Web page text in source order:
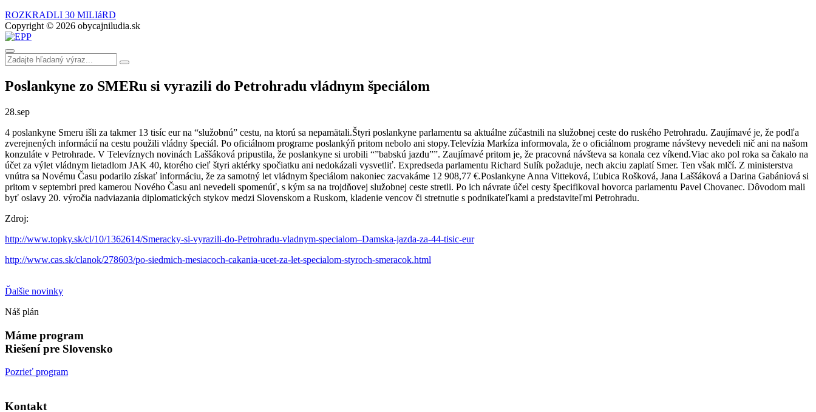
ROZKRADLI 30 MILIáRD
Copyright © 2026 obycajniludia.sk
Poslankyne zo SMERu si vyrazili do Petrohradu vládnym špeciálom
28.sep
4 poslankyne Smeru išli za takmer 13 tisíc eur na “služobnú” cestu, na ktorú sa nepamätali.Štyri poslankyne parlamentu sa aktuálne zúčastnili na služobnej ceste do ruského Petrohradu. Zaujímavé je, že podľa
zverejnených informácií na cestu použili vládny špeciál. Po oficiálnom programe poslankýň pritom nebolo ani stopy.Televízia Markíza informovala, že o oficiálnom programe návštevy nevedeli nič ani na našom
konzuláte v Petrohrade. V Televíznych novinách Laššáková pripustila, že poslankyne si urobili “”babskú jazdu””. Zaujímavé pritom je, že pracovná návšteva sa konala cez víkend.Viac ako pol roka sa čakalo na
účet za výlet vládnym lietadlom JAK 40, ktorého cieľ štyri aktérky spočiatku ani nedokázali vysvetliť. Expredseda parlamentu Richard Sulík požaduje, nech akciu zaplatí Smer. Ten však mlčí. Z ministerstva
vnútra sa Novému Času podarilo získať informáciu, že za samotný let vládnym špeciálom nakoniec zacvakáme 12 908,77 €.Poslankyne Anna Vitteková, Ľubica Rošková, Jana Laššáková a Darina Gabániová si
pritom v septembri pred kamerou Nového Času ani nevedeli spomenúť, s kým sa na trojdňovej služobnej ceste stretli. Po ich návrate účel cesty špecifikoval hovorca parlamentu Pavel Chovanec. Dôvodom mali
byť oslavy 20. výročia nadviazania diplomatických stykov medzi Slovenskom a Ruskom, kladenie vencov či stretnutie s podnikateľkami a predstaviteľmi Petrohradu.
Zdroj:
http://www.topky.sk/cl/10/1362614/Smeracky-si-vyrazili-do-Petrohradu-vladnym-specialom–Damska-jazda-za-44-tisic-eur
http://www.cas.sk/clanok/278603/po-siedmich-mesiacoch-cakania-ucet-za-let-specialom-styroch-smeracok.html
Ďalšie novinky
Náš plán
Máme program
Riešení pre Slovensko
Pozrieť program
Kontakt